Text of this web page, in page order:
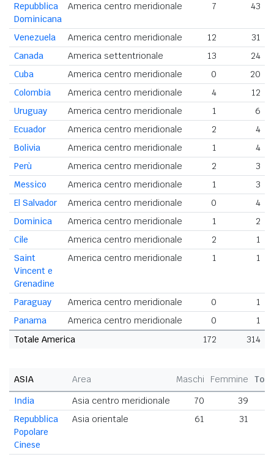
Repubblica
Dominicana
America centro meridionale 7 43
Venezuela America centro meridionale 12
31
Canada
America settentrionale 13
24
Cuba
America centro meridionale 0
20
Colombia
America centro meridionale 4
12
Uruguay
America centro meridionale 1
6
Ecuador
America centro meridionale 2
4
Bolivia
America centro meridionale 1
4
Perù
America centro meridionale 2
3
Messico
America centro meridionale 1
3
El Salvador
America centro meridionale 0
4
Dominica
America centro meridionale 1
2
Cile
America centro meridionale 2
1
Saint
Vincent e
Grenadine
America centro meridionale 1 1
Paraguay America centro meridionale 0
1
Panama
America centro meridionale 0
1
Totale America
172 314
ASIA Area Maschi Femmine
India
Asia centro meridionale 70 39
Repubblica
Popolare
Cinese
Asia orientale 61 31